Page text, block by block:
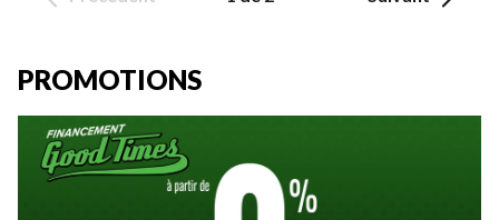
PROMOTIONS